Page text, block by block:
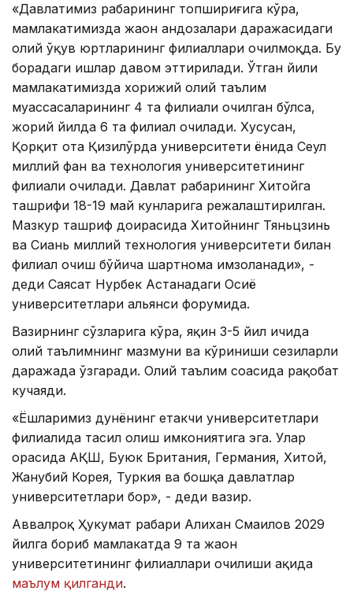
«Давлатимиз раҳбарининг топшириғига кўра,
мамлакатимизда жаҳон андозалари даражасидаги
олий ўқув юртларининг филиаллари очилмоқда. Бу
борадаги ишлар давом эттирилади. Ўтган йили
мамлакатимизда хорижий олий таълим
муассасаларининг 4 та филиали очилган бўлса,
жорий йилда 6 та филиал очилади. Хусусан,
Қорқит ота Қизилўрда университети ёнида Сеул
миллий фан ва технология университетининг
филиали очилади. Давлат раҳбарининг Хитойга
ташрифи 18-19 май кунларига режалаштирилган.
Мазкур ташриф доирасида Хитойнинг Тяньцзинь
ва Сиань миллий технология университети билан
филиал очиш бўйича шартнома имзоланади», -
деди Саясат Нурбек Астанадаги Осиё
университетлари альянси форумида.
Вазирнинг сўзларига кўра, яқин 3-5 йил ичида
олий таълимнинг мазмуни ва кўриниши сезиларли
даражада ўзгаради. Олий таълим соҳасида рақобат
кучаяди.
«Ёшларимиз дунёнинг етакчи университетлари
филиалида таҳсил олиш имкониятига эга. Улар
орасида АҚШ, Буюк Британия, Германия, Хитой,
Жанубий Корея, Туркия ва бошқа давлатлар
университетлари бор», - деди вазир.
Аввалроқ Ҳукумат раҳбари Алихан Смаилов 2029
йилга бориб мамлакатда 9 та жаҳон
университетининг филиаллари очилиши ҳақида
маълум қилганди.